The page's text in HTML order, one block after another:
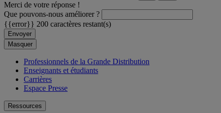
Merci de votre réponse !
Que pouvons-nous améliorer ?
{{error}} 200 caractères restant(s)
Envoyer
Masquer
Professionnels de la Grande Distribution
Enseignants et étudiants
Carrières
Espace Presse
Ressources